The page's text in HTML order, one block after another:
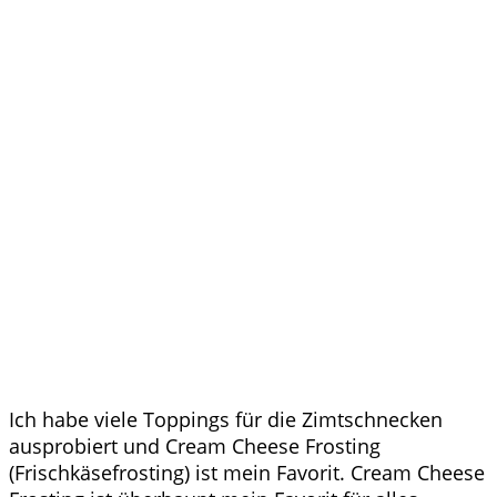
Ich habe viele Toppings für die Zimtschnecken
ausprobiert und Cream Cheese Frosting
(Frischkäsefrosting) ist mein Favorit. Cream Cheese